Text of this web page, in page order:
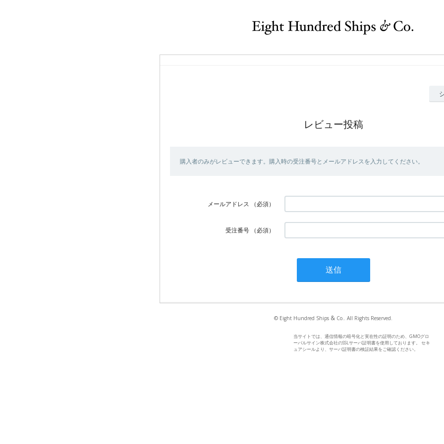
レビュー投稿
購入者のみがレビューできます。購入時の受注番号とメールアドレスを入力してください。
メールアドレス （必須）
受注番号 （必須）
© Eight Hundred Ships &Co.. All Rights Reserved.
当サイトでは、通信情報の暗号化と実在性の証明のため、GMOグロ
ーバルサイン株式会社のSSLサーバ証明書を使用しております。 セキ
ュアシールより、サーバ証明書の検証結果をご確認ください。